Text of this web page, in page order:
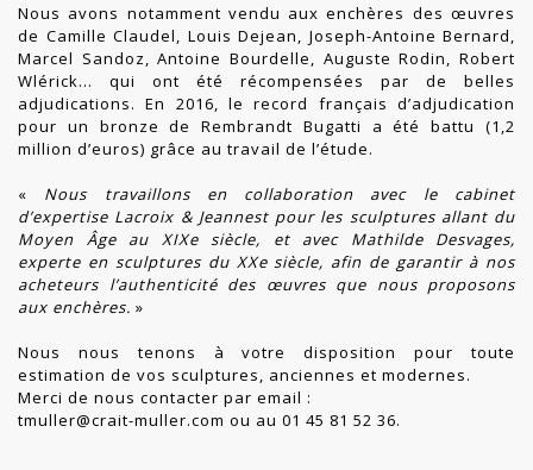
Nous avons notamment vendu aux enchères des œuvres
de Camille Claudel, Louis Dejean, Joseph-Antoine Bernard,
Marcel Sandoz, Antoine Bourdelle, Auguste Rodin, Robert
Wlérick… qui ont été récompensées par de belles
adjudications. En 2016, le record français d’adjudication
pour un bronze de Rembrandt Bugatti a été battu (1,2
million d’euros) grâce au travail de l’étude.
« Nous travaillons en collaboration avec le cabinet
d’expertise Lacroix & Jeannest pour les sculptures allant du
Moyen Âge au XIXe siècle, et avec Mathilde Desvages,
experte en sculptures du XXe siècle, afin de garantir à nos
acheteurs l’authenticité des œuvres que nous proposons
aux enchères. »
Nous nous tenons à votre disposition pour toute
estimation de vos sculptures, anciennes et modernes.
Merci de nous contacter par email :
tmuller@crait-muller.com ou au 01 45 81 52 36.